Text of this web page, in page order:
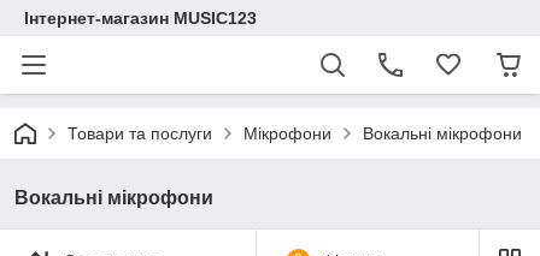
Інтернет-магазин MUSIC123
Товари та послуги Мікрофони Вокальні мікрофони
Вокальні мікрофони